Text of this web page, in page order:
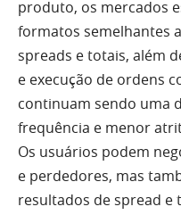
produto, os mercados
formatos semelhantes
spreads e totais, além
e execução de ordens
continuam sendo uma
frequência e menor
Os usuários podem
e perdedores, mas
resultados de spread